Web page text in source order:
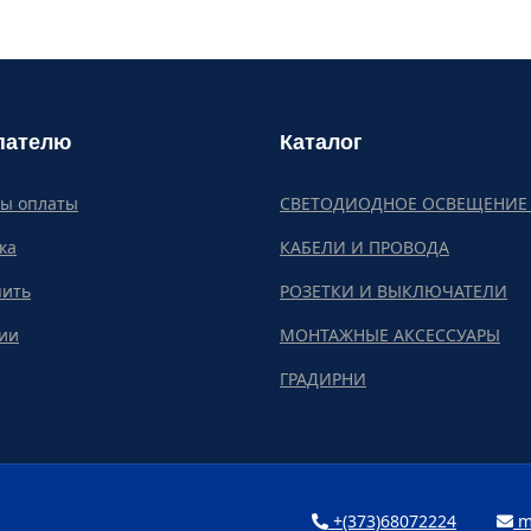
оплаты
Каталог
СВЕТОДИОДНОЕ ОСВЕЩЕНИЕ
КАБЕЛИ И ПРОВОДА
РОЗЕТКИ И ВЫКЛЮЧАТЕЛИ
МОНТАЖНЫЕ АКСЕССУАРЫ
ГРАДИРНИ
+(373)68072224